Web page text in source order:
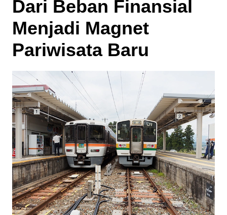
Dari Beban Finansial
Menjadi Magnet
Pariwisata Baru